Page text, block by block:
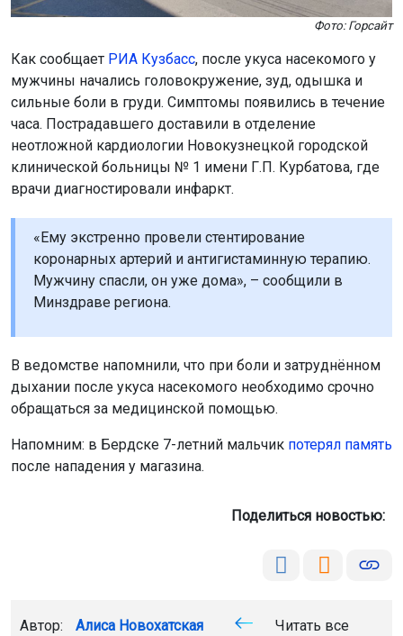
Фото: Горсайт
Как сообщает РИА Кузбасс, после укуса насекомого у
мужчины начались головокружение, зуд, одышка и
сильные боли в груди. Симптомы появились в течение
часа. Пострадавшего доставили в отделение
неотложной кардиологии Новокузнецкой городской
клинической больницы № 1 имени Г.П. Курбатова, где
врачи диагностировали инфаркт.
«Ему экстренно провели стентирование
коронарных артерий и антигистаминную терапию.
Мужчину спасли, он уже дома», – сообщили в
Минздраве региона.
В ведомстве напомнили, что при боли и затруднённом
дыхании после укуса насекомого необходимо срочно
обращаться за медицинской помощью.
Напомним: в Бердске 7-летний мальчик потерял память
после нападения у магазина.
Поделиться новостью:
Автор: Алиса Новохатская
Читать все